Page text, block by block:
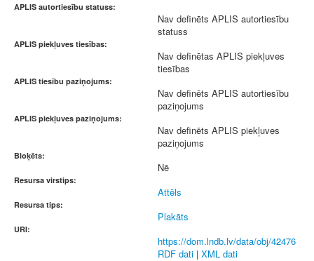
APLIS autortiesību statuss:
Nav definēts APLIS autortiesību
statuss
APLIS piekļuves tiesības:
Nav definētas APLIS piekļuves
tiesības
APLIS tiesību paziņojums:
Nav definēts APLIS autortiesību
paziņojums
APLIS piekļuves paziņojums:
Nav definēts APLIS piekļuves
paziņojums
Bloķēts:
Nē
Resursa virstips:
Attēls
Resursa tips:
Plakāts
URI:
https://dom.lndb.lv/data/obj/42476
RDF dati | XML dati